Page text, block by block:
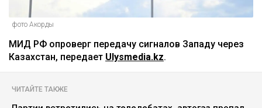
фото Акорды
МИД РФ опроверг передачу сигналов Западу через
Казахстан, передает Ulysmedia.kz.
ЧИТАЙТЕ ТАКЖЕ